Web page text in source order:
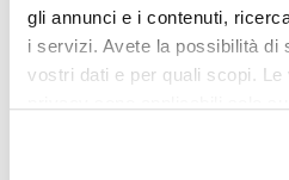
gli annunci e i contenuti,
i servizi. Avete la possibilità di
vostri dati e per quali scopi.
modificare o revocare il